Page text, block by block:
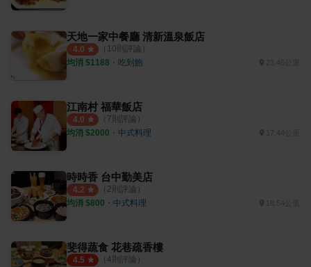
天地一家中餐廳 清新溫泉飯店
4.0 （ 10則評論）
均消 $1188 ・ 吃到飽 23.46公里
江南村 福華飯店
4.0 （ 7則評論）
均消 $2000 ・ 中式料理 17.44公里
時時香 台中勤美店
4.2 （ 2則評論）
均消 $800 ・ 中式料理 18.54公里
斐得蔬食 花巷疏香樓
4.5 （ 4則評論）